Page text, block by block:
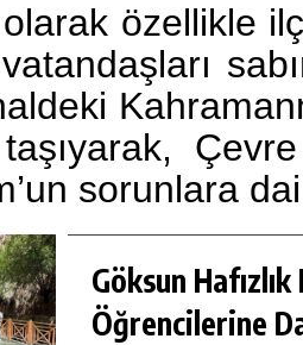
özellikle
sorunlara
Göksun Hafızlık
Öğrencilerine